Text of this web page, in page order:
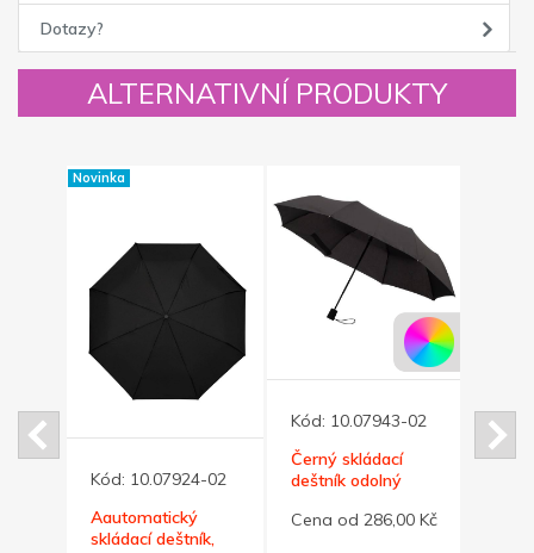
Dotazy?
ALTERNATIVNÍ PRODUKTY
Novinka
Kód: 10.07924-02
Aautomatický
skládací deštník,
Kód: 10.07943-02
Černý skládací
deštník odolný
Cena od 286,00 Kč
Kód: